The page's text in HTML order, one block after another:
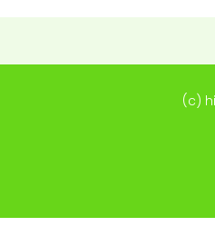
(c)